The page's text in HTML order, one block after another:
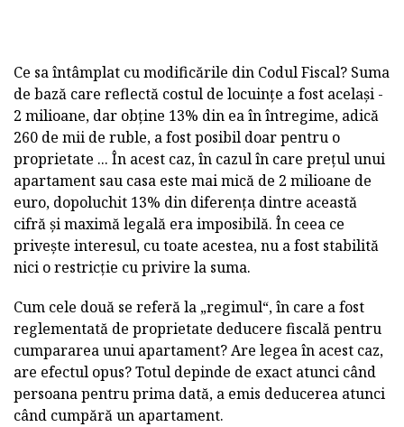
Ce sa întâmplat cu modificările din Codul Fiscal? Suma
de bază care reflectă costul de locuințe a fost același -
2 milioane, dar obține 13% din ea în întregime, adică
260 de mii de ruble, a fost posibil doar pentru o
proprietate ... În acest caz, în cazul în care prețul unui
apartament sau casa este mai mică de 2 milioane de
euro, dopoluchit 13% din diferența dintre această
cifră și maximă legală era imposibilă. În ceea ce
privește interesul, cu toate acestea, nu a fost stabilită
nici o restricție cu privire la suma.
Cum cele două se referă la „regimul“, în care a fost
reglementată de proprietate deducere fiscală pentru
cumpararea unui apartament? Are legea în acest caz,
are efectul opus? Totul depinde de exact atunci când
persoana pentru prima dată, a emis deducerea atunci
când cumpără un apartament.